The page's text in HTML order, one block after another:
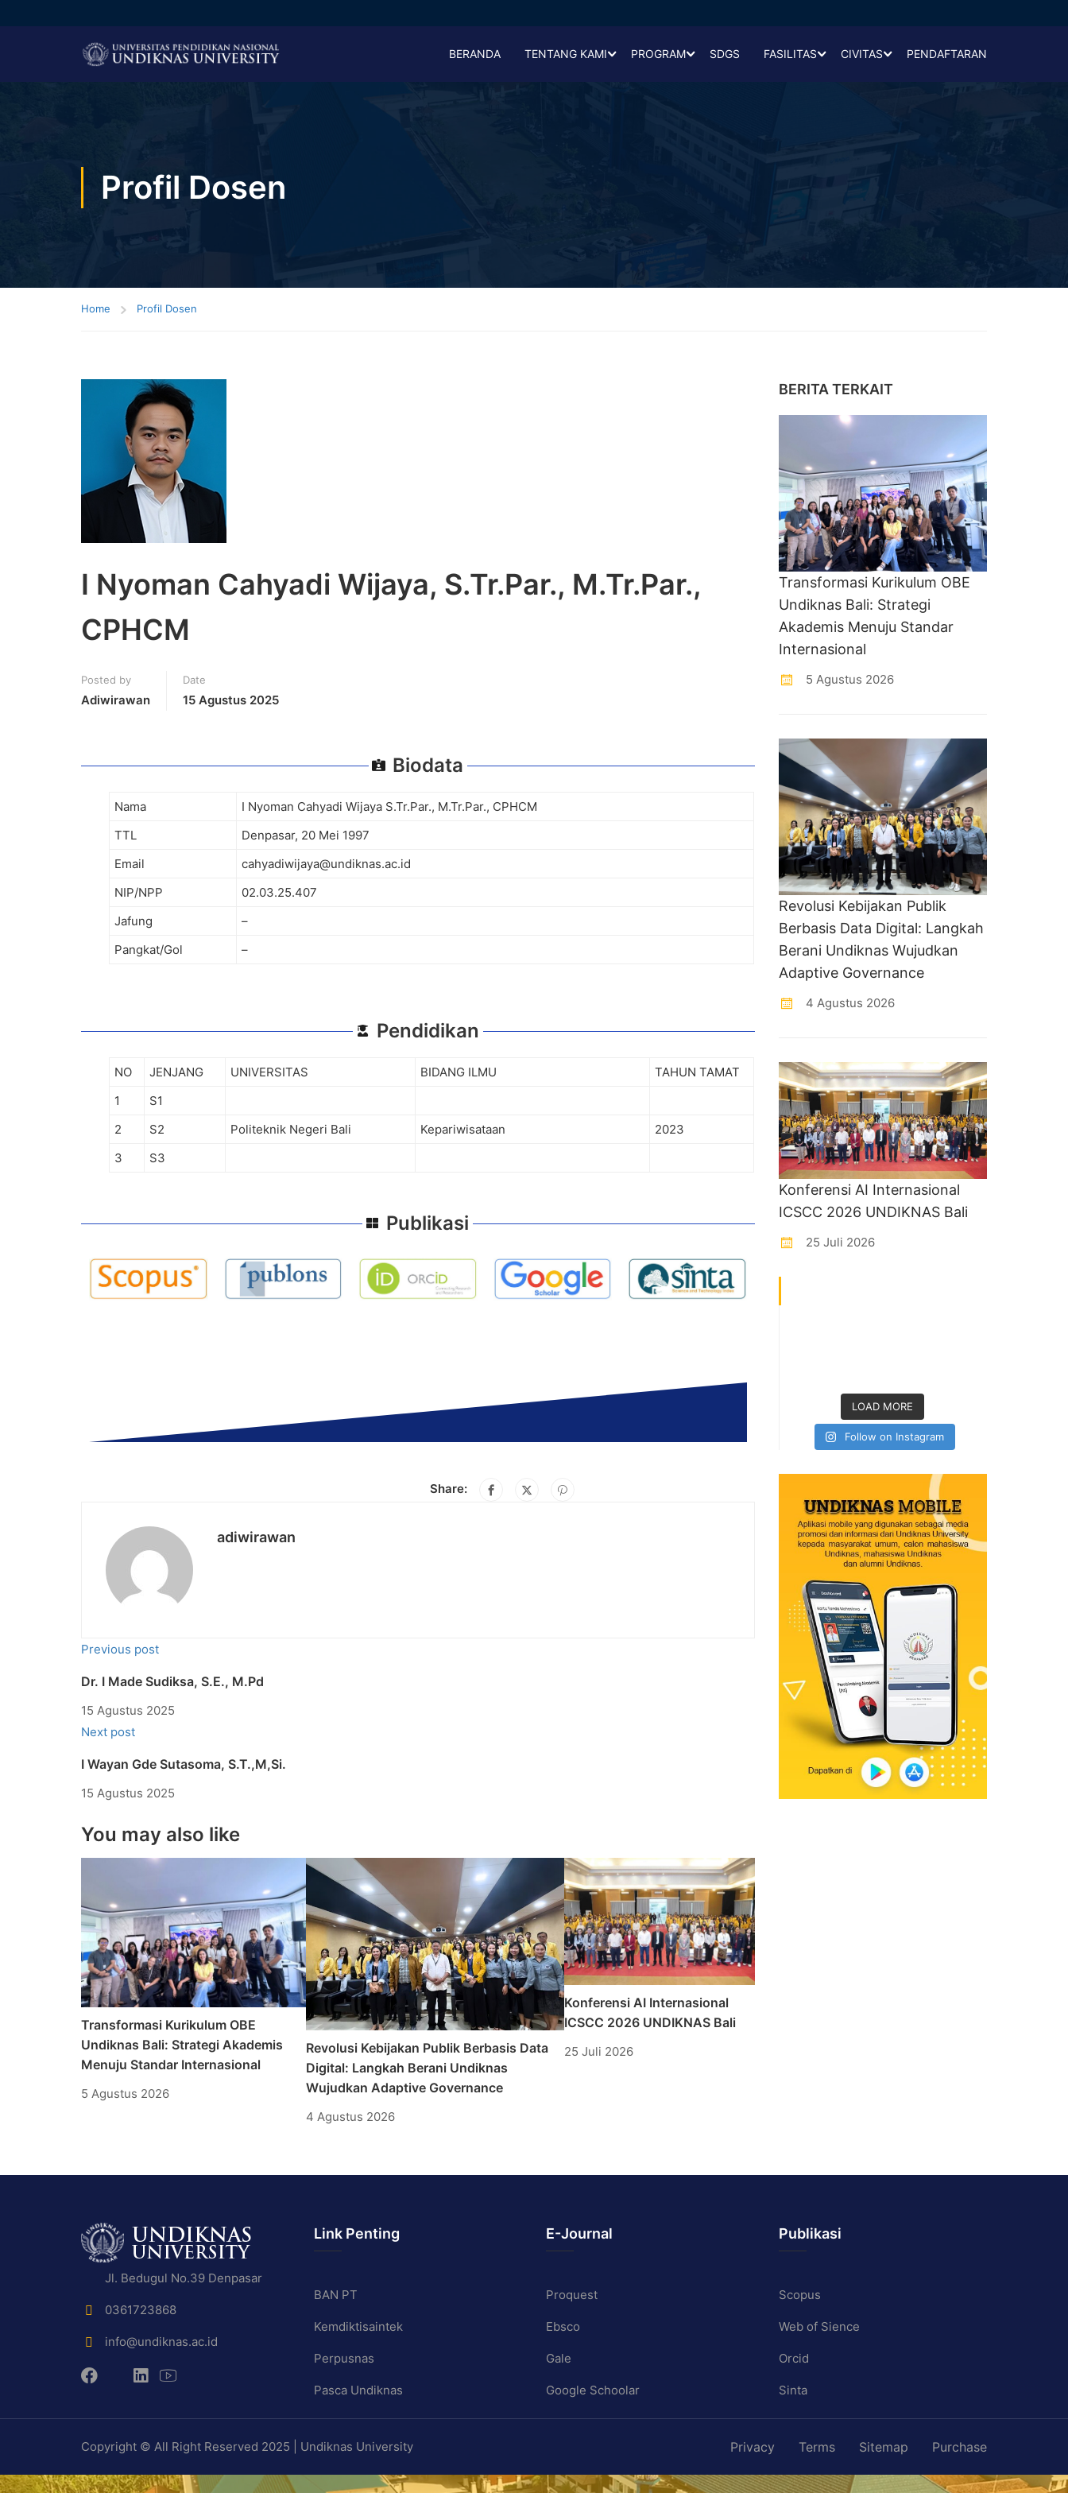
BERANDA TENTANG KAMI PROGRAM SDGS FASILITAS CIVITAS PENDAFTARAN
Profil Dosen
Home Profil Dosen
I Nyoman Cahyadi Wijaya, S.Tr.Par., M.Tr.Par.,
CPHCM
Posted by
Adiwirawan
Date
15 Agustus 2025
Biodata
Nama
I Nyoman Cahyadi Wijaya S.Tr.Par., M.Tr.Par., CPHCM
TTL
Denpasar, 20 Mei 1997
Email
cahyadiwijaya@undiknas.ac.id
NIP/NPP
02.03.25.407
Jafung
–
Pangkat/Gol
–
Pendidikan
NO JENJANG UNIVERSITAS BIDANG ILMU
TAHUN TAMAT
1
S1
2
S2 Politeknik Negeri Bali Kepariwisataan
2023
3
S3
Publikasi
Share:
adiwirawan
Previous post
Dr. I Made Sudiksa, S.E., M.Pd
15 Agustus 2025
Next post
I Wayan Gde Sutasoma, S.T.,M,Si.
15 Agustus 2025
You may also like
Transformasi Kurikulum OBE
Undiknas Bali: Strategi Akademis
Menuju Standar Internasional
5 Agustus 2026
Revolusi Kebijakan Publik Berbasis Data
Digital: Langkah Berani Undiknas
Wujudkan Adaptive Governance
4 Agustus 2026
Konferensi AI Internasional
ICSCC 2026 UNDIKNAS Bali
25 Juli 2026
BERITA TERKAIT
Transformasi Kurikulum OBE
Undiknas Bali: Strategi
Akademis Menuju Standar
Internasional
5 Agustus 2026
Revolusi Kebijakan Publik
Berbasis Data Digital: Langkah
Berani Undiknas Wujudkan
Adaptive Governance
4 Agustus 2026
Konferensi AI Internasional
ICSCC 2026 UNDIKNAS Bali
25 Juli 2026
LOAD MORE
Follow on Instagram
Jl. Bedugul No.39 Denpasar
0361723868
info@undiknas.ac.id
Link Penting
BAN PT
Kemdiktisaintek
Perpusnas
Pasca Undiknas
E-Journal
Proquest
Ebsco
Gale
Google Schoolar
Publikasi
Scopus
Web of Sience
Orcid
Sinta
Copyright © All Right Reserved 2025 | Undiknas University Privacy Terms Sitemap Purchase